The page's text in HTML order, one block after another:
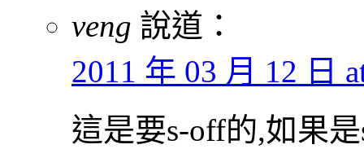
veng 說道：
2011 年 03 月 12 日
這是要s-off的,如果